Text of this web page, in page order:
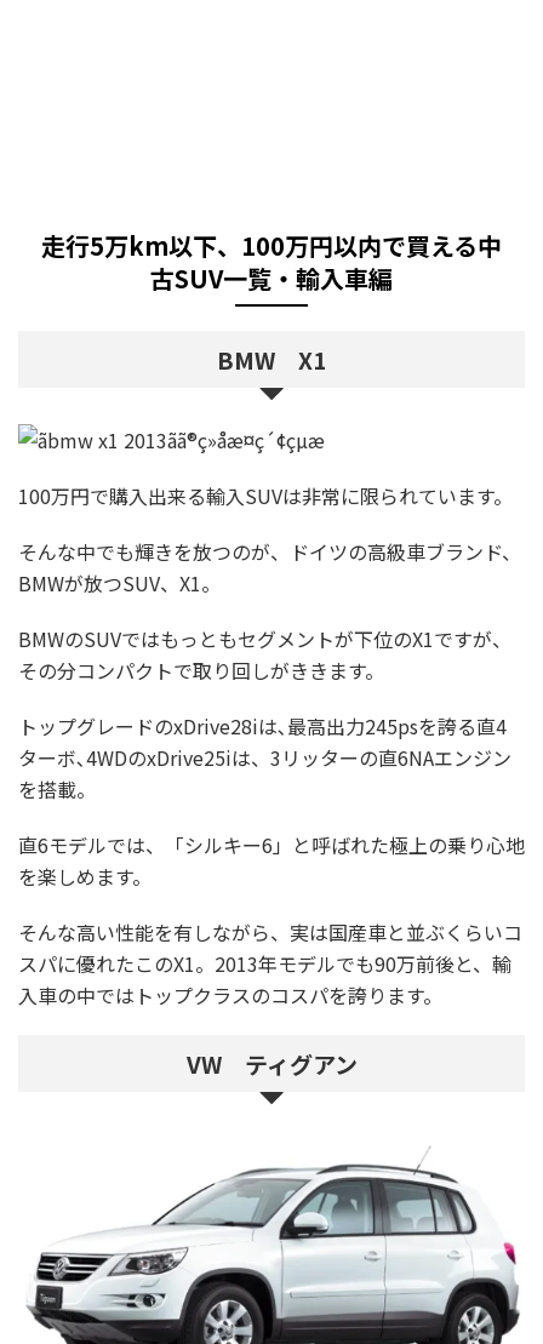
走行5万km以下、100万円以内で買える中
古SUV一覧・輸入車編
BMW X1
100万円で購入出来る輸入SUVは非常に限られています。
そんな中でも輝きを放つのが、ドイツの高級車ブランド、
BMWが放つSUV、X1。
BMWのSUVではもっともセグメントが下位のX1ですが、
その分コンパクトで取り回しがききます。
トップグレードのxDrive28iは､最高出力245psを誇る直4
ターボ､4WDのxDrive25iは、3リッターの直6NAエンジン
を搭載。
直6モデルでは、「シルキー6」と呼ばれた極上の乗り心地
を楽しめます。
そんな高い性能を有しながら、実は国産車と並ぶくらいコ
スパに優れたこのX1。2013年モデルでも90万前後と、輸
入車の中ではトップクラスのコスパを誇ります。
VW ティグアン